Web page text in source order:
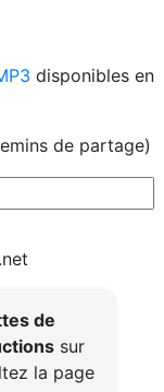
disponibles en
de partage)
de
sur
la page